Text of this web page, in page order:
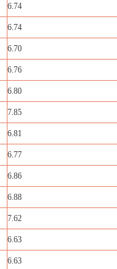
6.74
6.74
6.70
6.76
6.80
7.85
6.81
6.77
6.86
6.88
7.62
6.63
6.63